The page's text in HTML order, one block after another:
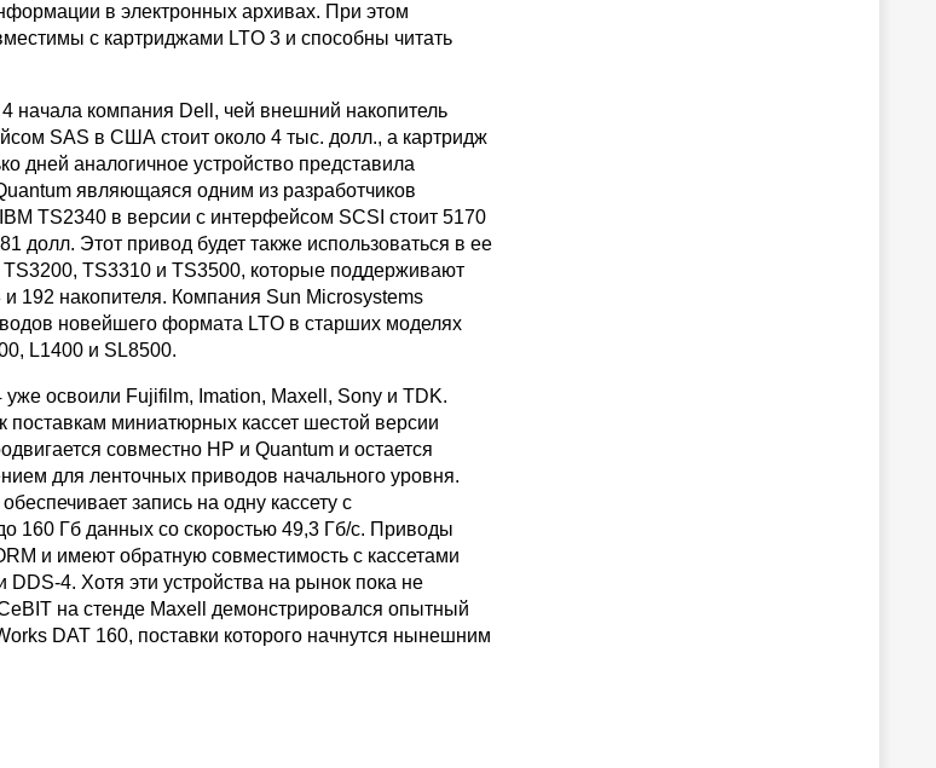
в электронных архивах. При этом
с картриджами LTO 3 и способны читать
начала компания Dell, чей внешний накопитель
SAS в США стоит около 4 тыс. долл., а картридж
дней аналогичное устройство представила
являющаяся одним из разработчиков
TS2340 в версии с интерфейсом SCSI стоит 5170
долл. Этот привод будет также использоваться в ее
TS3310 и TS3500, которые поддерживают
и 192 накопителя. Компания Sun Microsystems
новейшего формата LTO в старших моделях
L1400 и SL8500.
уже освоили Fujifilm, Imation, Maxell, Sony и TDK.
поставкам миниатюрных кассет шестой версии
совместно HP и Quantum и остается
для ленточных приводов начального уровня.
запись на одну кассету с
160 Гб данных со скоростью 49,3 Гб/с. Приводы
и имеют обратную совместимость с кассетами
4. Хотя эти устройства на рынок пока не
на стенде Maxell демонстрировался опытный
DAT 160, поставки которого начнутся нынешним